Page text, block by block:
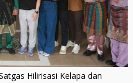
Hilirisasi Kelapa dan